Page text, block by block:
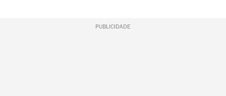
PUBLICIDADE